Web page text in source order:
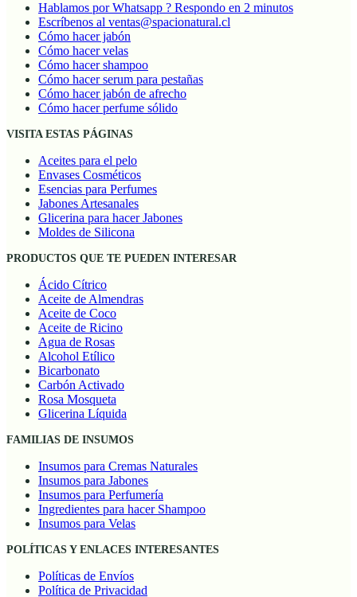
Hablamos por Whatsapp ? Respondo en 2 minutos
Escríbenos al ventas@spacionatural.cl
Cómo hacer jabón
Cómo hacer velas
Cómo hacer shampoo
Cómo hacer serum para pestañas
Cómo hacer jabón de afrecho
Cómo hacer perfume sólido
VISITA ESTAS PÁGINAS
Aceites para el pelo
Envases Cosméticos
Esencias para Perfumes
Jabones Artesanales
Glicerina para hacer Jabones
Moldes de Silicona
PRODUCTOS QUE TE PUEDEN INTERESAR
Ácido Cítrico
Aceite de Almendras
Aceite de Coco
Aceite de Ricino
Agua de Rosas
Alcohol Etílico
Bicarbonato
Carbón Activado
Rosa Mosqueta
Glicerina Líquida
FAMILIAS DE INSUMOS
Insumos para Cremas Naturales
Insumos para Jabones
Insumos para Perfumería
Ingredientes para hacer Shampoo
Insumos para Velas
POLÍTICAS Y ENLACES INTERESANTES
Políticas de Envíos
Política de Privacidad